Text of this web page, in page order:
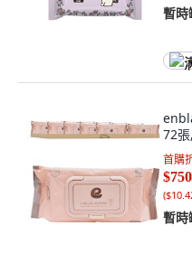
暫時
72
首購
$750
(
暫時